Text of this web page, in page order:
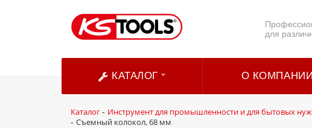
для
КАТАЛОГ О КОМПАНИИ
Каталог- Инструмент для промышленности и для бытовых
- Съемный колокол, 68 мм